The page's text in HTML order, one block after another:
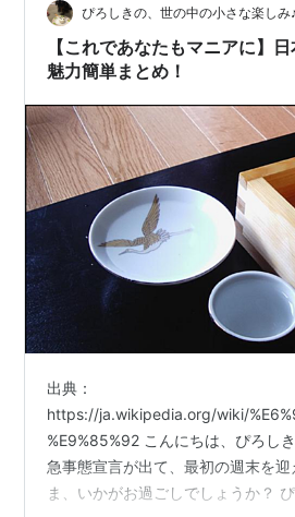
ぴろしきの、世の中の小さな楽しみ♪
【これであなたもマニアに】
魅力簡単まとめ！
出典：
https://ja.wikipedia.org/wiki/
%E9%85%92 こんにちは、ぴろし
急事態宣言が出て、最初の週末を迎
ま、いかがお過ごしでしょうか？